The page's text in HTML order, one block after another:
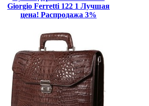
Giorgio Ferretti 122 1 Лучшая
цена! Распродажа 3%